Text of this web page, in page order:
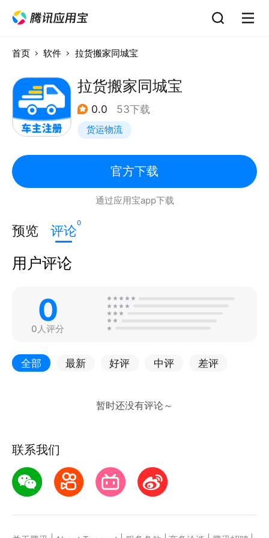
首页 软件 拉货搬家同城宝
拉货搬家同城宝
0.0 53下载
货运物流
官方下载
通过应用宝app下载
预览 评论0
用户评论
0
0人评分
全部 最新 好评 中评 差评
联系我们